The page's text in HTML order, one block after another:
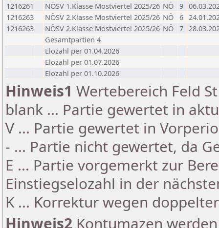
1216261
NÖSV 1.Klasse Mostviertel 2025/26 NÖ 9
1216263
NÖSV 2.Klasse Mostviertel 2025/26 NÖ 6
1216263
NÖSV 2.Klasse Mostviertel 2025/26 NÖ 7
Gesamtpartien 4
Elozahl per 01.04.2026
Elozahl per 01.07.2026
Elozahl per 01.10.2026
Hinweis1 Wertebereich Feld
blank ... Partie gewertet in
V ... Partie gewertet in
- ... Partie nicht gewertet, da
E ... Partie vorgemerkt zur
Einstiegselozahl in der
K ... Korrektur wegen
Hinweis2 Kontumazen